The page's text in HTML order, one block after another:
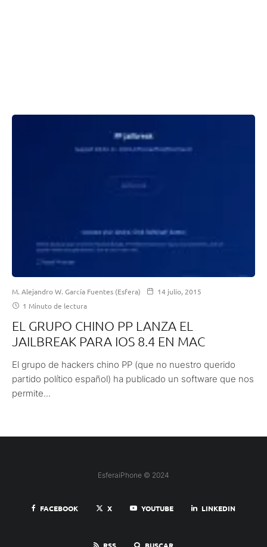
M. Alejandro W. García Fuentes (Esfera)
14 julio, 2015
1 Minuto de lectura
EL GRUPO CHINO PP LANZA EL
JAILBREAK PARA IOS 8.4 EN MAC
El grupo de hackers chino PP (que no nuestro querido
partido político español) ha publicado un software que nos
permite...
EsferaiPhone © 2024
FACEBOOK X YOUTUBE LINKEDIN
RSS BUSCAR